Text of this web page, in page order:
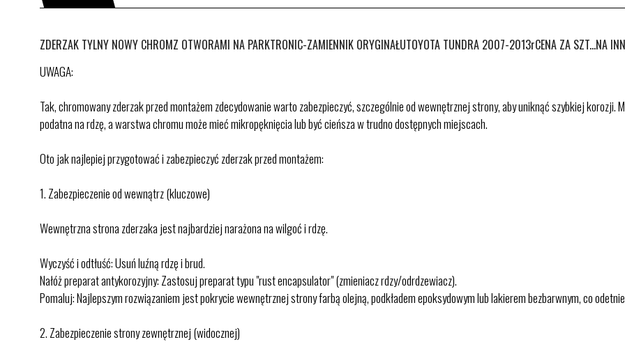
ZDERZAK TYLNY NOWY CHROMZ OTWORAMI NA PARKTRONIC-ZAMIENNIK ORYGINAŁUTOYOTA TUNDRA 2007-2013rCENA ZA SZT...NA
UWAGA:
Tak, chromowany zderzak przed montażem zdecydowanie warto zabezpieczyć, szczególnie od wewnętrznej strony, aby uniknąć szybkiej
podatna na rdzę, a warstwa chromu może mieć mikropęknięcia lub być cieńsza w trudno dostępnych miejscach.
Oto jak najlepiej przygotować i zabezpieczyć zderzak przed montażem:
1.⁠ ⁠Zabezpieczenie od wewnątrz (kluczowe)
Wewnętrzna strona zderzaka jest najbardziej narażona na wilgoć i rdzę.
Wyczyść i odtłuść: Usuń luźną rdzę i brud.
Nałóż preparat antykorozyjny: Zastosuj preparat typu "rust encapsulator" (zmieniacz rdzy/odrdzewiacz).
Pomaluj: Najlepszym rozwiązaniem jest pokrycie wewnętrznej strony farbą olejną, podkładem epoksydowym lub lakierem bezbarwnym, co
2.⁠ ⁠Zabezpieczenie strony zewnętrznej (widocznej)